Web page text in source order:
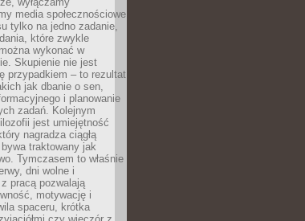
media społecznościowe
tylko na jedno zadanie,
które zwykle
wykonać w
Skupienie nie jest
przypadkiem – to rezultat
jak dbanie o sen,
i planowanie
zadań. Kolejnym
jest umiejętność
nagradza ciągłą
traktowany jak
Tymczasem to właśnie
dni wolne i
pracą pozwalają
motywację i
spaceru, krótka